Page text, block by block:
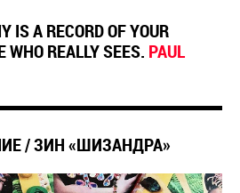
IS A RECORD OF YOUR
WHO REALLY SEES. PAUL
/ ЗИН «ШИЗАНДРА»